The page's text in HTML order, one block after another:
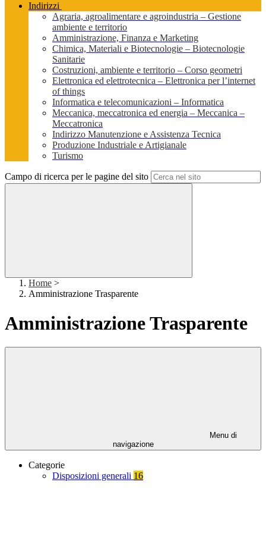
Indirizzi
Agraria, agroalimentare e agroindustria – Gestione
ambiente e territorio
Amministrazione, Finanza e Marketing
Chimica, Materiali e Biotecnologie – Biotecnologie
Sanitarie
Costruzioni, ambiente e territorio – Corso geometri
Elettronica ed elettrotecnica – Elettronica per l’internet
of things
Informatica e telecomunicazioni – Informatica
Meccanica, meccatronica ed energia – Meccanica –
Meccatronica
Indirizzo Manutenzione e Assistenza Tecnica
Produzione Industriale e Artigianale
Turismo
Campo di ricerca per le pagine del sito
Home >
Amministrazione Trasparente
Amministrazione Trasparente
Menu di
navigazione
Categorie
Disposizioni generali 16